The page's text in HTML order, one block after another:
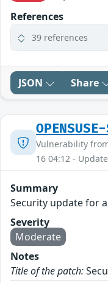
References
39 references
JSON Share
Vulnerability
16 04:12 -
Summary
Security update for
Severity
Moderate
Notes
Title of the patch: